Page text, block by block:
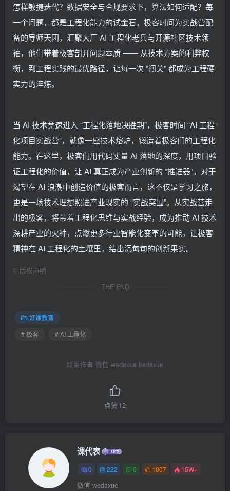
怎样敏捷迭代？数据安全与合规要求下，算法如何适配？每
一个问题，都是工程化能力的试金石。极客时间为实战营配
备的导师天团，汇聚大厂 AI 工程化老兵与开源社区技术领
袖，他们带着极客剖开问题本质 —— 从技术方案的利弊权
衡，到工程实践的最优路径，让每一次 “闯关” 都成为工程硬
实力的淬炼。
当 AI 技术竞速进入 “工程化落地决胜期”，极客时间 “AI 工程
化项目实战营”，就像一座技术熔炉，锻造着极客们的工程化
能力。在这里，极客们用代码丈量 AI 落地的深度，用项目验
证工程化的价值，让 AI 真正成为产业创新的 “推进器”。对于
渴望在 AI 浪潮中创造价值的极客而言，这不仅是学习之旅，
更是一场技术理想照进产业现实的 “实战突围”。从实战营走
出的极客，将带着工程化思维与实战经验，成为推动 AI 技术
深耕产业的火种，点燃更多行业智能化变革的可能，让极客
精神在 AI 工程化的土壤里，结出沉甸甸的创新果实。
© 版权声明
THE END
好课教育
# 极客
# AI 工程化
联系作者 微信 wedaxue bedaxue
点赞 12
课代表
0 222 0 1007 15W+
微信 wedaxue